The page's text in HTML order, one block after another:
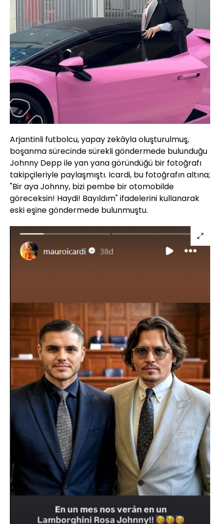
Arjantinli futbolcu, yapay zekâyla oluşturulmuş,
boşanma sürecinde sürekli göndermede bulunduğu
Johnny Depp ile yan yana göründüğü bir fotoğrafı
takipçileriyle paylaşmıştı. Icardi, bu fotoğrafın altına;
"Bir aya Johnny, bizi pembe bir otomobilde
göreceksin! Haydi! Bayıldım" ifadelerini kullanarak
eski eşine göndermede bulunmuştu.